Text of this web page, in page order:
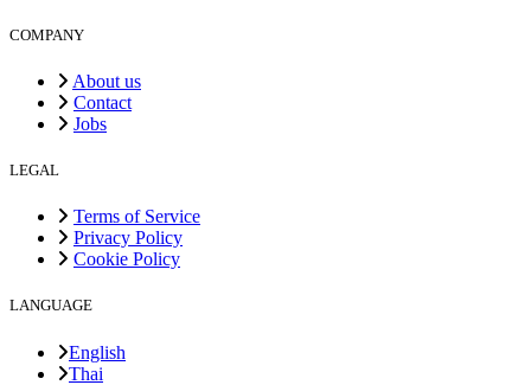
COMPANY
About us
Contact
Jobs
LEGAL
Terms of Service
Privacy Policy
Cookie Policy
LANGUAGE
English
Thai